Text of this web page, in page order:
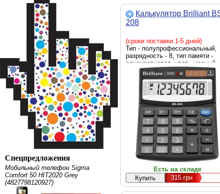
Спецпредложения
Мобильный телефон Sigma
Comfort 50 HIT2020 Grey
(4827798120927)
Калькулятор Brilliant
208
(сроки поставки 1-5 дней)
Тип - полупрофессиональный,
разрядность - 8, тип памяти -
одноуровневая, цвет - черный
Есть на складе
315грн